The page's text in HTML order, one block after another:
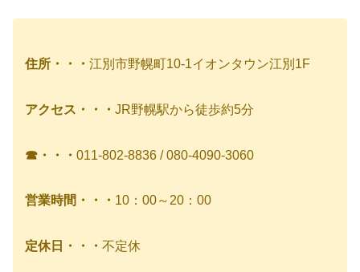
住所・・・ 江別市野幌町10-1イオンタウン江別1F
アクセス・・・ JR野幌駅から徒歩約5分
☎・・・ 011-802-8836 / 080-4090-3060
営業時間・・・ 10：00～20：00
定休日・・・ 不定休